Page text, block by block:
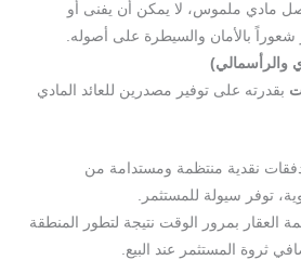
مادي ملموس، لا يمكن أن يفنى أو
شعوراً بالأمان والسيطرة على أصوله.
والرأسمالي)
بقدرته على توفير مصدرين للعائد المادي
نقدية منتظمة ومستدامة من
توفر سيولة للمستثمر.
العقار بمرور الوقت نتيجة لتطور المنطقة
ثروة المستثمر عند البيع.